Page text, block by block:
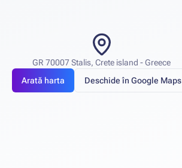
GR 70007 Stalis, Crete island - Greece
Arată harta
Deschide în Google Maps